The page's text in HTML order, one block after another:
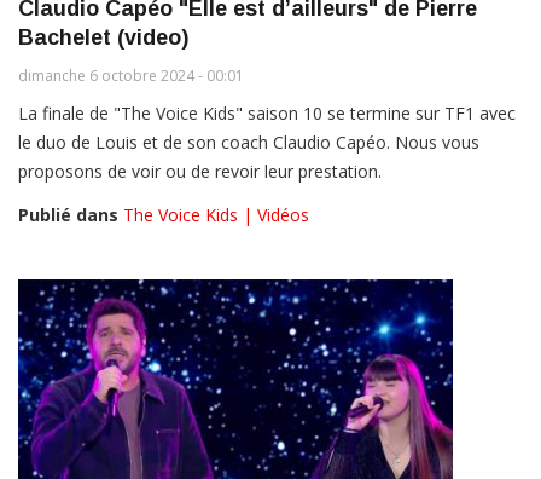
Claudio Capéo "Elle est d’ailleurs" de Pierre
Bachelet (video)
dimanche 6 octobre 2024 - 00:01
La finale de "The Voice Kids" saison 10 se termine sur TF1 avec
le duo de Louis et de son coach Claudio Capéo. Nous vous
proposons de voir ou de revoir leur prestation.
Publié dans The Voice Kids | Vidéos